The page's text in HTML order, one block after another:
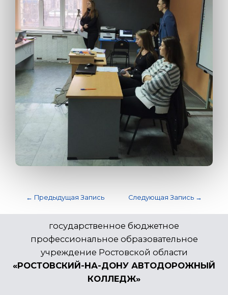
← Предыдущая Запись Следующая Запись →
государственное бюджетное
профессиональное образовательное
учреждение Ростовской области
«РОСТОВСКИЙ-НА-ДОНУ АВТОДОРОЖНЫЙ
КОЛЛЕДЖ»